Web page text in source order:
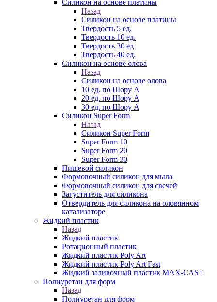
Силикон на основе платины
Назад
Силикон на основе платины
Твердость 5 ед.
Твердость 10 ед.
Твердость 30 ед.
Твердость 40 ед.
Силикон на основе олова
Назад
Силикон на основе олова
10 ед. по Шору А
20 ед. по Шору А
30 ед. по Шору А
Силикон Super Form
Назад
Силикон Super Form
Super Form 10
Super Form 20
Super Form 30
Пищевой силикон
Формовочный силикон для мыла
Формовочный силикон для свечей
Загуститель для силикона
Отвердитель для силикона на оловянном
катализаторе
Жидкий пластик
Назад
Жидкий пластик
Ротационный пластик
Жидкий пластик Poly Art
Жидкий пластик Poly Art Fast
Жидкий заливочный пластик MAX-CAST
Полиуретан для форм
Назад
Полиуретан для форм